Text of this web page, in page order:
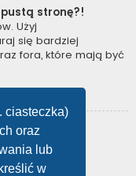
ciasteczka)
oraz
lub
w
stronę?!
Użyj
się bardziej
fora, które mają być
“Znajdź